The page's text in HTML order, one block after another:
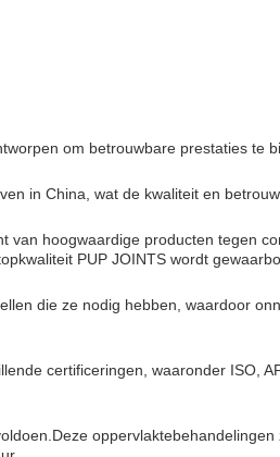
om betrouwbare prestaties te
in China, wat de kwaliteit en
hoogwaardige producten tegen
PUP JOINTS wordt
die ze nodig hebben, waardoor
certificeringen, waaronder ISO,